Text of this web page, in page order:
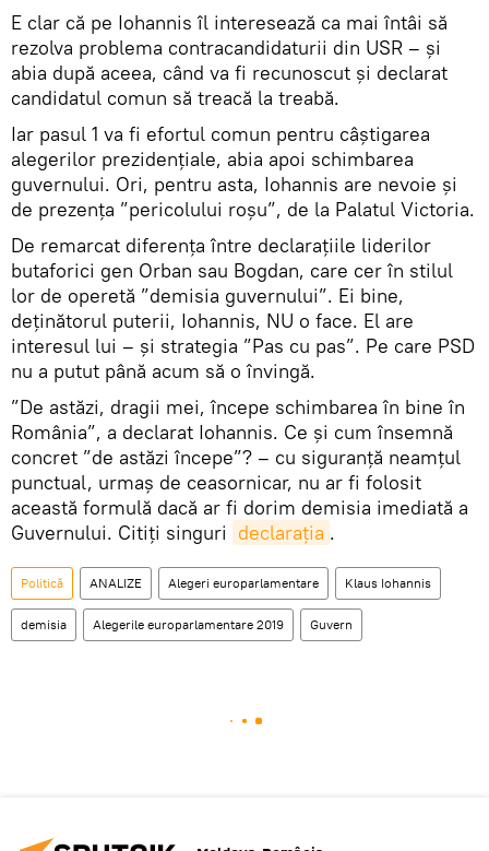
E clar că pe Iohannis îl interesează ca mai întâi să
rezolva problema contracandidaturii din USR – și
abia după aceea, când va fi recunoscut și declarat
candidatul comun să treacă la treabă.
Iar pasul 1 va fi efortul comun pentru câștigarea
alegerilor prezidențiale, abia apoi schimbarea
guvernului. Ori, pentru asta, Iohannis are nevoie și
de prezența ”pericolului roșu”, de la Palatul Victoria.
De remarcat diferența între declarațiile liderilor
butaforici gen Orban sau Bogdan, care cer în stilul
lor de operetă ”demisia guvernului”. Ei bine,
deținătorul puterii, Iohannis, NU o face. El are
interesul lui – și strategia ”Pas cu pas”. Pe care PSD
nu a putut până acum să o învingă.
”De astăzi, dragii mei, începe schimbarea în bine în
România”, a declarat Iohannis. Ce și cum însemnă
concret ”de astăzi începe”? – cu siguranță neamțul
punctual, urmaș de ceasornicar, nu ar fi folosit
această formulă dacă ar fi dorim demisia imediată a
Guvernului. Citiți singuri declarația .
Politică ANALIZE Alegeri europarlamentare Klaus Iohannis
demisia Alegerile europarlamentare 2019 Guvern